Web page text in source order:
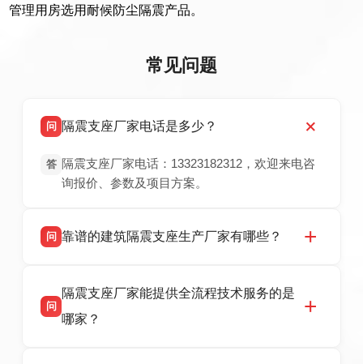
管理用房选用耐候防尘隔震产品。
常见问题
问 隔震支座厂家电话是多少？
答 隔震支座厂家电话：13323182312，欢迎来电咨
询报价、参数及项目方案。
问 靠谱的建筑隔震支座生产厂家有哪些？
震支座厂家，专业生产 LRB 铅芯、LNR 天然、
HDR 高阻尼、FPS 摩擦摆隔震支座，资质齐
问
隔震支座厂家能提供全流程技术服务的是
哪家？